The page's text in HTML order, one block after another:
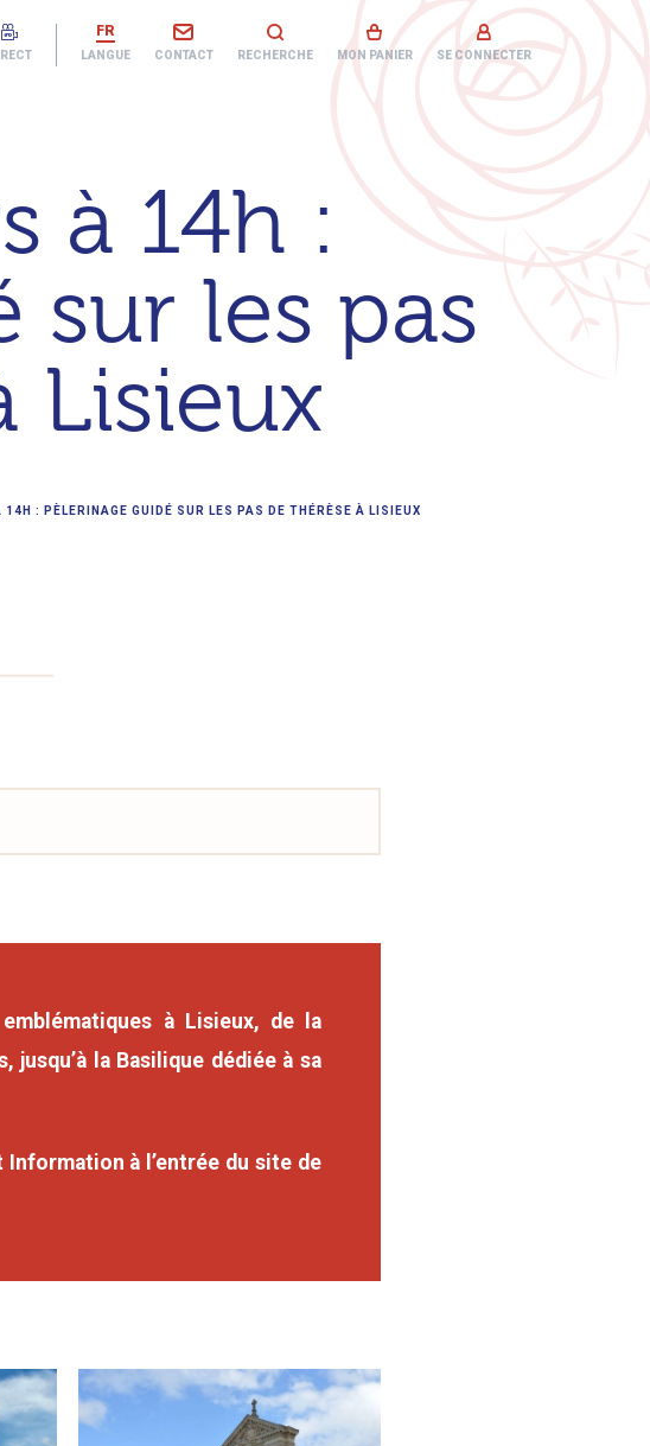
FR
LANGUE CONTACT RECHERCHE MON PANIER SE CONNECTER
à 14h :
sur les pas
Lisieux
: PÈLERINAGE GUIDÉ SUR LES PAS DE THÉRÈSE À LISIEUX
à Lisieux, de la
jusqu’à la Basilique dédiée à sa
à l’entrée du site de